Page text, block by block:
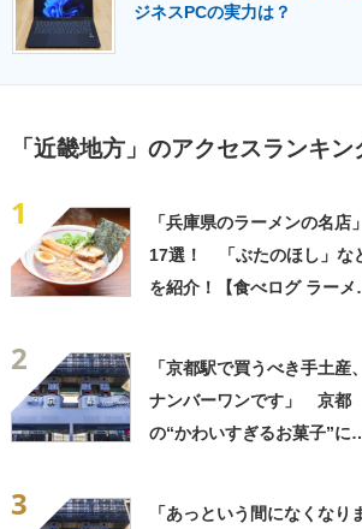
ジネスPCの実力は？
「近畿地方」のアクセスランキン
1
「兵庫県のラーメンの名店」
17選！ 「ぶたのほし」な
を紹介！【食べログ ラーメ
2
「京都駅で買うべき手土産、
ナンバーワンです」 京都
の“かわいすぎるお菓子”に
3
「あっという間になくなり